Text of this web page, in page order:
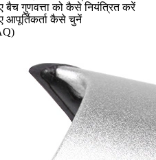
बैच गुणवत्ता को कैसे नियंत्रित करें
आपूर्तिकर्ता कैसे चुनें